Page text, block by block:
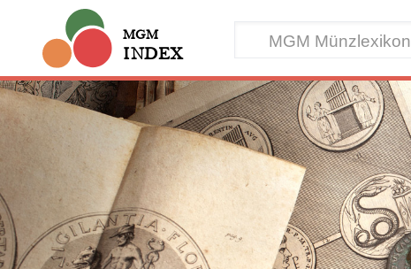
MGM
INDEX